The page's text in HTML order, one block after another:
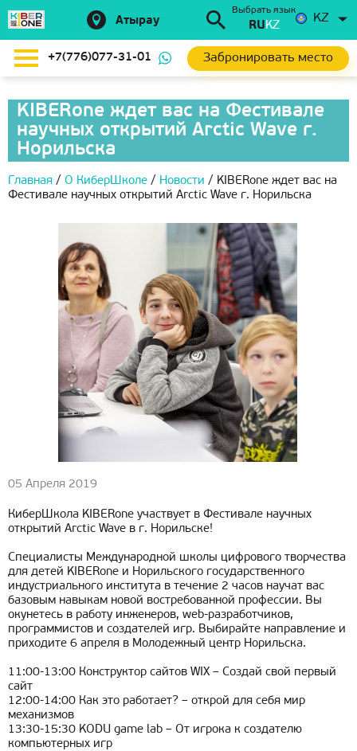
Атырау
Выбрать язык
RUKZ
KZ
+7(776)077-31-01 Забронировать место
KIBERone ждет вас на Фестивале
научных открытий Arctic Wave г.
Норильска
Главная / О КиберШколе / Новости / KIBERone ждет вас на
Фестивале научных открытий Arctic Wave г. Норильска
05 Апреля 2019
КиберШкола KIBERone участвует в Фестивале научных
открытий Arctic Wave в г. Норильске!
Специалисты Международной школы цифрового творчества
для детей KIBERone и Норильского государственного
индустриального института в течение 2 часов научат вас
базовым навыкам новой востребованной профессии. Вы
окунетесь в работу инженеров, web-разработчиков,
программистов и создателей игр. Выбирайте направление и
приходите 6 апреля в Молодежный центр Норильска.
11:00-13:00 Конструктор сайтов WIX – Создай свой первый
сайт
12:00-14:00 Как это работает? – открой для себя мир
механизмов
13:30-15:30 KODU game lab – От игрока к создателю
компьютерных игр